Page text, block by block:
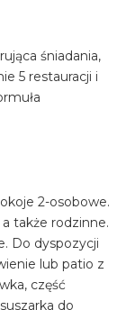
śniadania,
5 restauracji i
2-osobowe.
także rodzinne.
Do dyspozycji
lub patio z
część
do